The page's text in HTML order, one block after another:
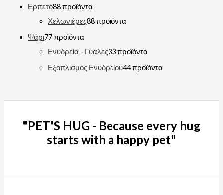
Ερπετό88 προϊόντα
Χελωνιέρες88 προϊόντα
Ψάρι77 προϊόντα
Ενυδρεία - Γυάλες33 προϊόντα
Εξοπλισμός Ενυδρείου44 προϊόντα
"PET'S HUG - Because every hug
starts with a happy pet"